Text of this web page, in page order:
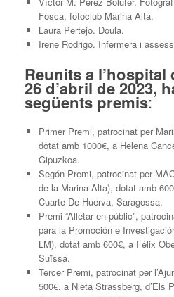
Fosca, fotoclub Marina Alta.
Laura Pertejo. Doula.
Irene Rodrigo. Infermera i
Reunits a l’hospital
26 d’abril de 2023,
següents premis:
Primer Premi, patrocinat per
dotat amb 1000€, a Helena
Gipuzkoa.
Segón Premi, patrocinat per
de la Marina Alta), dotat amb
Cuarte De Huerva, Saragossa.
Premi “Alletar en públic”,
para la Promoción e
LM), dotat amb 600€, a Félix
Suïssa.
Tercer Premi, patrocinat per
500€, a Nieta Strassberg, d’Els